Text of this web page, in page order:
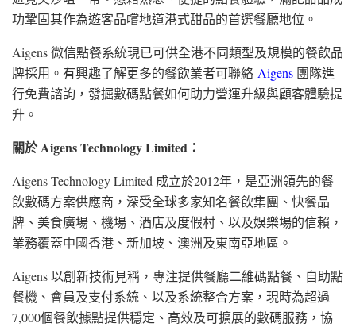
功鞏固其作為遊客品嚐地道港式甜品的首選餐廳地位。
Aigens 微信點餐系統現已可供全港不同類型及規模的餐飲品
牌採用。有興趣了解更多的餐飲業者可聯絡 Aigens 團隊進
行免費諮詢，發掘數碼點餐如何助力營運升級與顧客體驗提
升。
關於Aigens Technology Limited ：
Aigens Technology Limited 成立於2012年，是亞洲領先的餐
飲數碼方案供應商，深受全球多家知名餐飲集團、快餐品
牌、美食廣場、機場、酒店及度假村、以及娛樂場的信賴，
業務覆蓋中國香港、新加坡、澳洲及東南亞地區。
Aigens 以創新技術見稱，專注提供餐廳二維碼點餐、自助點
餐機、會員及支付系統、以及系統整合方案，現時為超過
7,000個餐飲據點提供穩定、高效及可擴展的數碼服務，協